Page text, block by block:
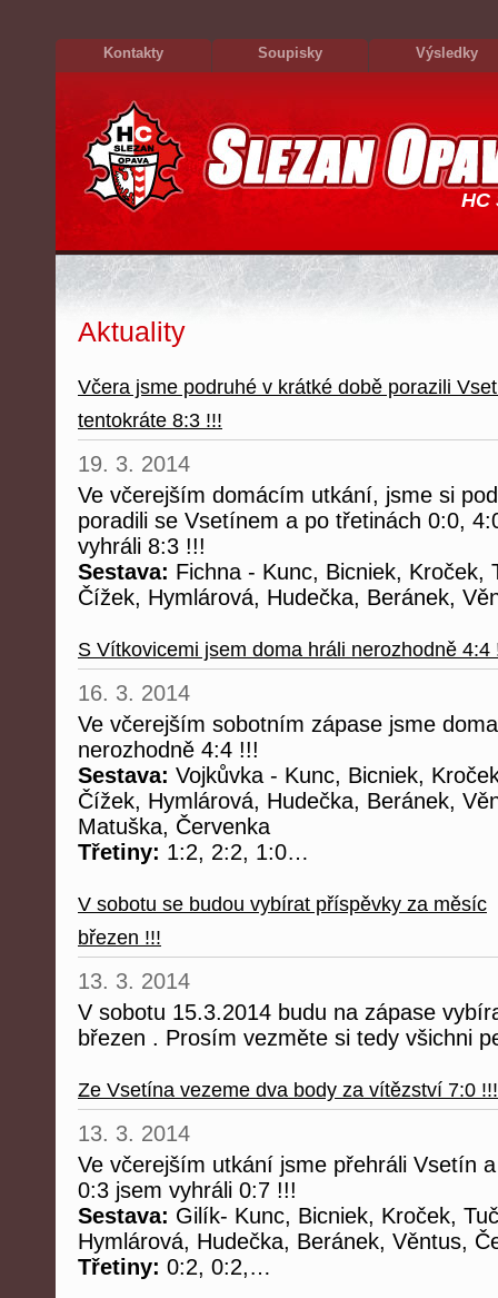
HC
Kontakty Soupisky Výsledky
Aktuality
Včera jsme podruhé v krátké době porazili
tentokráte 8:3 !!!
19. 3. 2014
Ve včerejším domácím utkání, jsme si
poradili se Vsetínem a po třetinách 0:0,
vyhráli 8:3 !!!
Sestava: Fichna - Kunc, Bicniek, Kroček,
Čížek, Hymlárová, Hudečka, Beránek,
S Vítkovicemi jsem doma hráli nerozhodně 4:4
16. 3. 2014
Ve včerejším sobotním zápase jsme
nerozhodně 4:4 !!!
Sestava: Vojkůvka - Kunc, Bicniek,
Čížek, Hymlárová, Hudečka, Beránek,
Matuška, Červenka
Třetiny: 1:2, 2:2, 1:0…
V sobotu se budou vybírat příspěvky za měsíc
březen !!!
13. 3. 2014
V sobotu 15.3.2014 budu na zápase
březen . Prosím vezměte si tedy všichni
Ze Vsetína vezeme dva body za vítězství 7:0 !!!
13. 3. 2014
Ve včerejším utkání jsme přehráli Vsetín
0:3 jsem vyhráli 0:7 !!!
Sestava: Gilík- Kunc, Bicniek, Kroček,
Hymlárová, Hudečka, Beránek, Věntus,
Třetiny: 0:2, 0:2,…